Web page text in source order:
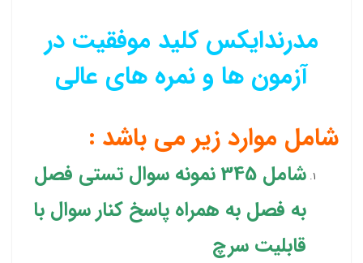
مدرندایکس کلید موفقیت در
آزمون ها و نمره های عالی
شامل موارد زیر می باشد :
شامل 345 نمونه سوال تستی فصل
به فصل به همراه پاسخ کنار سوال با
قابلیت سرچ